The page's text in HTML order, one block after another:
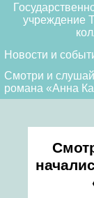
учреждение
Новости и
Смотри и
романа «Анна